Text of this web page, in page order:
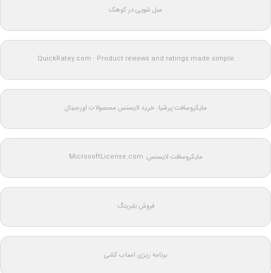
مبل شویی در کوهک
QuickRatey.com : Product reviews and ratings made simple
مایکروسافت پرشیا: خرید لایسنس محصولات اورجینال
مایکروسافت لایسنس: MicrosoftLicense.com
فروش بلبرینگ
برنامه ریزی اسباب کشی